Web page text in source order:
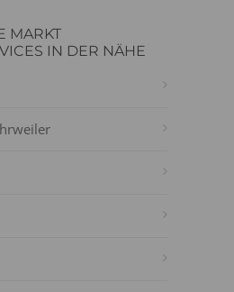
MARKT
IN DER NÄHE